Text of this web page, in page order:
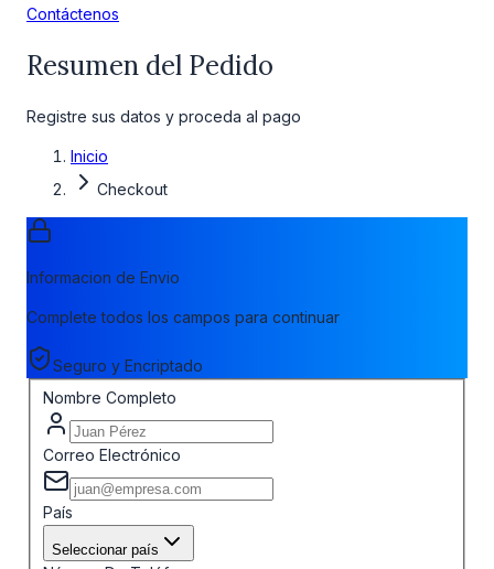
Contáctenos
Resumen del Pedido
Registre sus datos y proceda al pago
Inicio
Checkout
Informacion de Envio
Complete todos los campos para continuar
Seguro y Encriptado
Nombre Completo
Correo Electrónico
País
Seleccionar país